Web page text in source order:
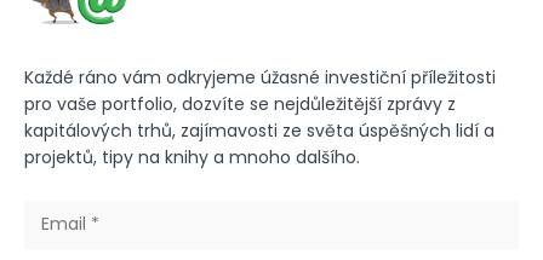
Každé ráno vám odkryjeme úžasné investiční příležitosti
pro vaše portfolio, dozvíte se nejdůležitější zprávy z
kapitálových trhů, zajímavosti ze světa úspěšných lidí a
projektů, tipy na knihy a mnoho dalšího.